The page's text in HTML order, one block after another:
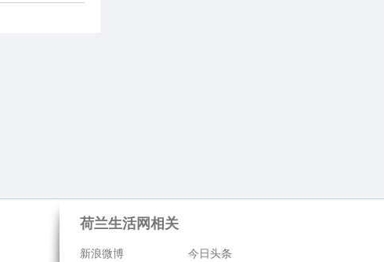
荷兰生活网相关
新浪微博 今日头条